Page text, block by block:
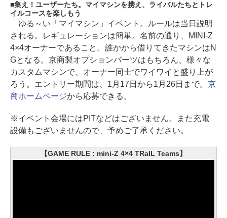
集え！ユーザーたち。マイマシンを携え、ライバルたちとトレ
イルコースを楽しもう
ゆる～い「マイマシン」イベント。ルールは当日説明
される。レギュレーションは簡単。名前の通り、MINI-Z
4×4オーナーであること。誰かから借りてきたマシンはN
Gとなる。京商製オプションパーツはもちろん、様々な
カスタムマシンで、オーナー同士でワイワイと盛り上が
ろう。エントリー期間は、1月17日から1月26日まで。 京
商ホームページから応募できる。
※イベント会場にはPITなどはございません。また充電
設備もございませんので、予めご了承ください。
【GAME RULE : mini-Z 4×4 TRaIL Teams】